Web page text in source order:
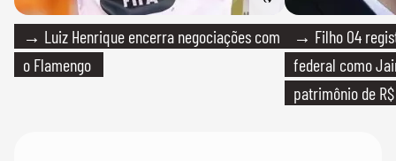
→ Luiz Henrique encerra negociações com
o Flamengo
→ Filho 04
federal como
patrimônio de